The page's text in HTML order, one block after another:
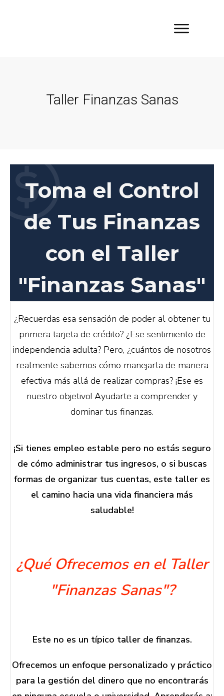
Taller Finanzas Sanas
Toma el Control
de Tus Finanzas
con el Taller
"Finanzas Sanas"
¿Recuerdas esa sensación de poder al obtener tu
primera tarjeta de crédito? ¿Ese sentimiento de
independencia adulta? Pero, ¿cuántos de nosotros
realmente sabemos cómo manejarla de manera
efectiva más allá de realizar compras? ¡Ese es
nuestro objetivo! Ayudarte a comprender y
dominar tus finanzas.
¡Si tienes empleo estable pero no estás seguro
de cómo administrar tus ingresos, o si buscas
formas de organizar tus cuentas, este taller es
el camino hacia una vida financiera más
saludable!
¿Qué Ofrecemos en el Taller
"Finanzas Sanas"?
Este no es un típico taller de finanzas.
Ofrecemos un enfoque personalizado y práctico
para la gestión del dinero que no encontrarás